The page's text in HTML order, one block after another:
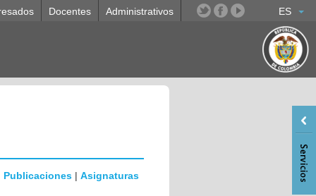
ES
Docentes Administrativos
Publicaciones | Asignaturas